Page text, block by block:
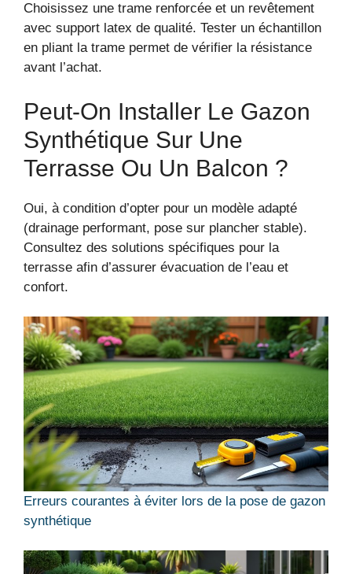
Choisissez une trame renforcée et un revêtement
avec support latex de qualité. Tester un échantillon
en pliant la trame permet de vérifier la résistance
avant l’achat.
Peut-On Installer Le Gazon
Synthétique Sur Une
Terrasse Ou Un Balcon ?
Oui, à condition d’opter pour un modèle adapté
(drainage performant, pose sur plancher stable).
Consultez des solutions spécifiques pour la
terrasse afin d’assurer évacuation de l’eau et
confort.
Erreurs courantes à éviter lors de la pose de gazon
synthétique